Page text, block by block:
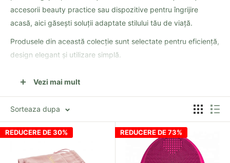
accesorii beauty practice sau dispozitive pentru îngrijire
acasă, aici găsești soluții adaptate stilului tău de viață.
Produsele din această colecție sunt selectate pentru eficiență,
design elegant și utilizare simplă.
Produse Beauty pentru Rutina Zilnică
În această categorie poți găsi:
Dispozitive pentru îngrijirea pielii
Produse pentru îngrijire facială
Vezi mai mult
Sorteaza dupa
REDUCERE DE 30% REDUCERE DE 73%